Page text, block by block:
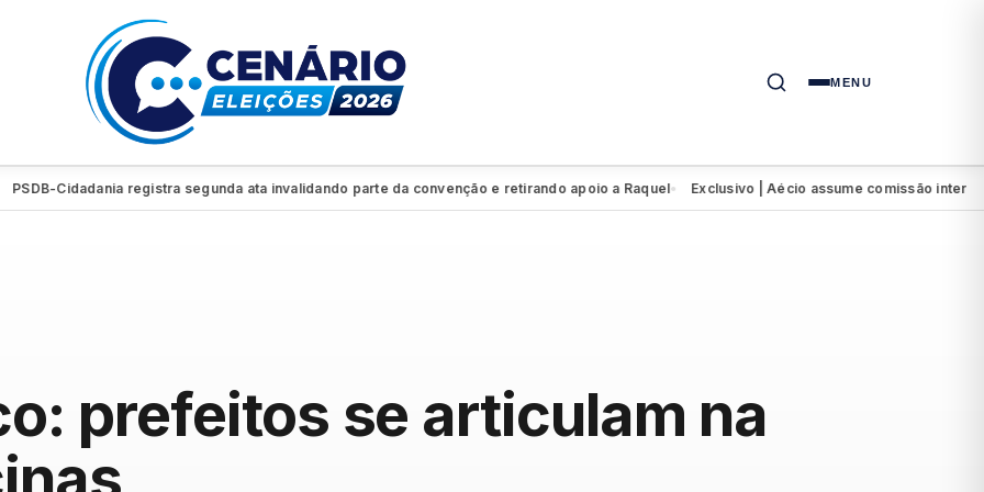
MENU
registra segunda ata invalidando parte da convenção e retirando apoio a Raquel ● Exclusivo | Aécio assume comissão interventora
prefeitos se articulam na